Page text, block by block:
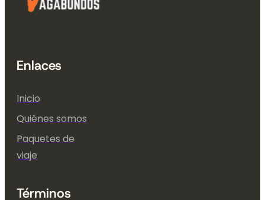
Enlaces
Inicio
Quiénes somos
Paquetes de
viaje
Términos